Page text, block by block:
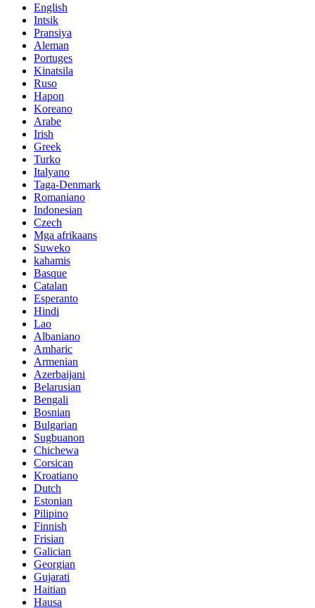
English
Intsik
Pransiya
Aleman
Portuges
Kinatsila
Ruso
Hapon
Koreano
Arabe
Irish
Greek
Turko
Italyano
Taga-Denmark
Romaniano
Indonesian
Czech
Mga afrikaans
Suweko
kahamis
Basque
Catalan
Esperanto
Hindi
Lao
Albaniano
Amharic
Armenian
Azerbaijani
Belarusian
Bengali
Bosnian
Bulgarian
Sugbuanon
Chichewa
Corsican
Kroatiano
Dutch
Estonian
Pilipino
Finnish
Frisian
Galician
Georgian
Gujarati
Haitian
Hausa